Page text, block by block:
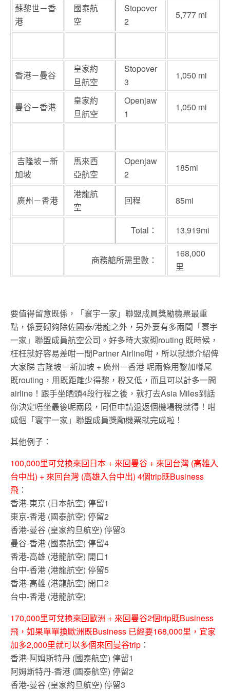
蘇黎世－香
港
國泰航
空
Stopover
2
5,777 mi
香港－曼谷
皇家約
旦航空
Stopover
3
1,050 mi
曼谷－香港
皇家約
旦航空
Openjaw
1
1,050 mi
吉隆坡－新
加坡
馬來西
亞航空
Openjaw
2
185mi
廣州－香港
港龍航
空
回程 85mi
Total： 13,919mi
商務艙所需里數：
168,000
里
要值得留意既係，「寰宇一家」聯盟成員獎勵機票最重
點，係要砌夠除佐國泰/港龍之外，另外要有多兩間「寰宇
一家」聯盟成員航空公司。好多時大家砌routing 既時候，
枉枉就好容易差咁一間Partner Airline咁，所以就想介紹俾
大家睇 吉隆坡－新加坡 + 廣州－香港 呢兩條用黎加喺尾
既routing，用既距離少得黎，稅又低，而且可以計多一間
airline！跟手坐晒頭4段行程之後，就打去Asia Miles到話
你決定唔坐最後呢兩段，同佢申請退返個機場稅就得！咁
成個「寰宇一家」聯盟成員獎勵機票就完成啦！
其他例子：
100,000里可兌換來回日本 + 來回曼谷 + 來回台灣 (高雄入
台中出) + 來回台灣 (高雄入台中出) 4個trip既Business
飛 ：
香港-東京 (日本航空) 停留1
東京-香港 (國泰航空) 停留2
香港-曼谷 (皇家約旦航空) 停留3
曼谷-香港 (國泰航空) 停留4
香港-高雄 (港龍航空) 開口1
台中-香港 (港龍航空) 停留5
香港-高雄 (港龍航空) 開口2
台中-香港 (港龍航空)
170,000里可兌換來回歐洲 + 來回曼谷2個trip既Business
飛，如果單單換歐洲既Business 已經要168,000里，宜家
加多2,000里就可以多個來回曼谷trip ：
香港-阿姆斯特丹 (國泰航空) 停留1
阿姆斯特丹-香港 (國泰航空) 停留2
香港-曼谷 (皇家約旦航空) 停留3